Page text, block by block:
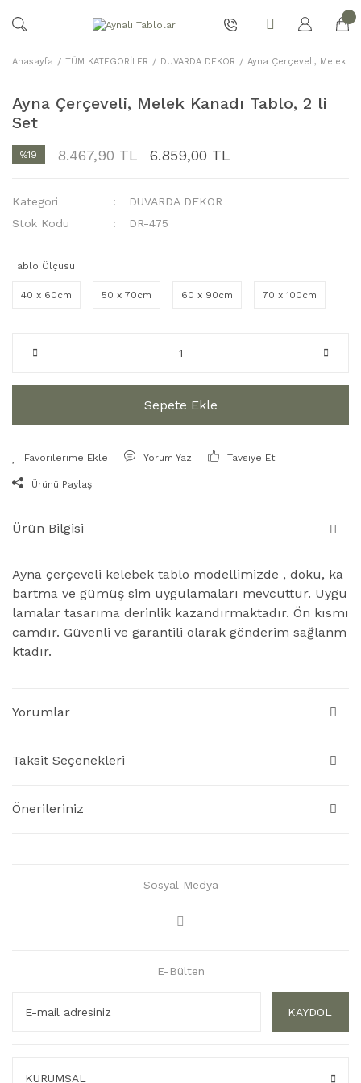
Anasayfa TÜM KATEGORİLER DUVARDA DEKOR Ayna Çerçeveli, Melek
Ayna Çerçeveli, Melek Kanadı Tablo, 2 li
Set
%19 8.467,90 TL 6.859,00 TL
Kategori
DUVARDA DEKOR
Stok Kodu
DR-475
Tablo Ölçüsü
40 x 60cm 50 x 70cm 60 x 90cm 70 x 100cm
Sepete Ekle
Yorum Yaz Tavsiye Et
Ürünü Paylaş
Ürün Bilgisi
Ayna çerçeveli kelebek tablo modellimizde , doku, ka
bartma ve gümüş sim uygulamaları mevcuttur. Uygu
lamalar tasarıma derinlik kazandırmaktadır. Ön kısmı
camdır. Güvenli ve garantili olarak gönderim sağlanm
ktadır.
Yorumlar
Taksit Seçenekleri
Önerileriniz
Sosyal Medya
E-Bülten
KAYDOL
KURUMSAL